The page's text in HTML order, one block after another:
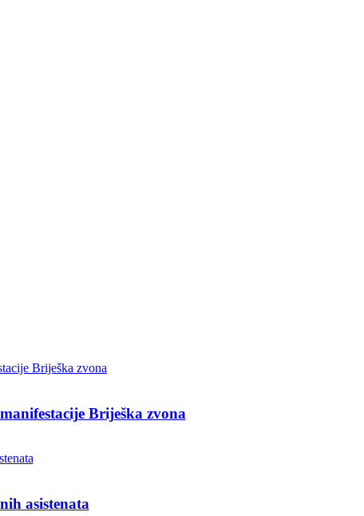
Briješka zvona
asistenata